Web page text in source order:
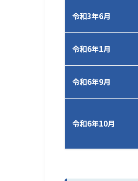
令和3年6月
令和6年1月
令和6年9月
令和6年10月